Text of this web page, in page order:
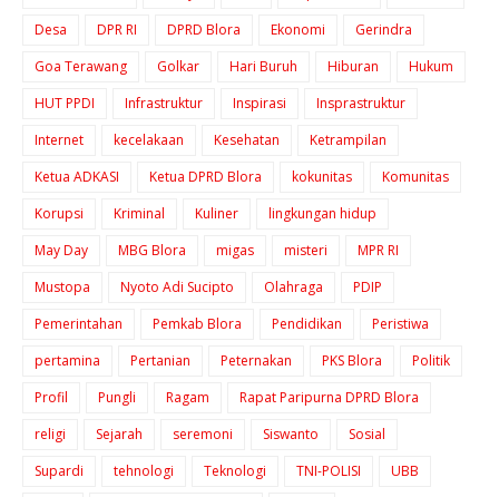
Desa
DPR RI DPRD Blora Ekonomi
Gerindra
Goa Terawang
Golkar Hari Buruh Hiburan
Hukum
HUT PPDI
Infrastruktur Inspirasi
Insprastruktur
Internet
kecelakaan Kesehatan
Ketrampilan
Ketua ADKASI
Ketua DPRD Blora kokunitas
Komunitas
Korupsi
Kriminal Kuliner
lingkungan hidup
May Day
MBG Blora migas misteri
MPR RI
Mustopa
Nyoto Adi Sucipto Olahraga
PDIP
Pemerintahan
Pemkab Blora Pendidikan
Peristiwa
pertamina
Pertanian Peternakan PKS Blora
Politik
Profil
Pungli Ragam
Rapat Paripurna DPRD Blora
religi
Sejarah seremoni Siswanto
Sosial
Supardi
tehnologi Teknologi TNI-POLISI
UBB